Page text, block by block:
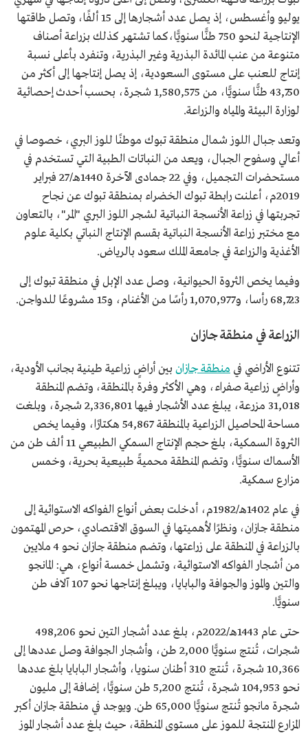
يوليو وأغسطس، إذ يصل عدد أشجارها إلى 15 ألفًا، وتصل طاقتها
الإنتاجية لنحو 750 طنًّا سنويًّا،كما تشتهر كذلك بزراعة أصناف
متنوعة من عنب المائدة البذرية وغير البذرية، وتنفرد بأعلى نسبة
إنتاج للعنب على مستوى السعودية، إذ يصل إنتاجها إلى أكثر من
43,750 طنًّا سنويًّا، من 1,580,575 شجرة، بحسب أحدث إحصائية
لوزارة البيئة والمياه والزراعة.
وتعد جبال اللوز شمال منطقة تبوك موطنًا للوز البري، خصوصا في
أعالي وسفوح الجبال، ويعد من النباتات الطبية التي تستخدم في
مستحضرات التجميل، وفي 22 جمادى الآخرة 1440هـ/27 فبراير
2019م، أعلنت رابطة تبوك الخضراء بمنطقة تبوك عن نجاح
تجربتها في زراعة الأنسجة النباتية لشجر اللوز البري "المر"، بالتعاون
مع مختبر زراعة الأنسجة النباتية بقسم الإنتاج النباتي بكلية علوم
الأغذية والزراعة في جامعة الملك سعود بالرياض.
وفيما يخص الثروة الحيوانية، وصل عدد الإبل في منطقة تبوك إلى
68,723 رأسا، و1,070,977 رأسًا من الأغنام، و15 مشروعًا للدواجن.
الزراعة في منطقة جازان
تتنوع الأراضي في منطقة جازان بين أراضٍ زراعية طينية بجانب الأودية،
وأراضٍ زراعية صفراء، وهي الأكثر وفرة بالمنطقة، وتضم المنطقة
31,018 مزرعة، يبلغ عدد الأشجار فيها 2,336,801 شجرة، وبلغت
مساحة المحاصيل الزراعية بالمنطقة 54,867 هكتارًا، وفيما يخص
الثروة السمكية، بلغ حجم الإنتاج السمكي الطبيعي 11 ألف طن من
الأسماك سنويًّا، وتضم المنطقة محميةً طبيعية بحرية، وخمس
مزارع سمكية.
في عام 1402هـ/1982م، أدخلت بعض أنواع الفواكه الاستوائية إلى
منطقة جازان، ونظرًا لأهميتها في السوق الاقتصادي، حرص المهتمون
بالزراعة في المنطقة على زراعتها، وتضم منطقة جازان نحو 4 ملايين
من أشجار الفواكه الاستوائية، وتشمل خمسة أنواع، هي: المانجو
والتين والموز والجوافة والبابايا، ويبلغ إنتاجها نحو 107 آلاف طن
سنويًّا.
حتى عام 1443هـ/2022م، بلغ عدد أشجار التين نحو 498,206
شجرات، تُنتج سنويًّا 2,000 طن، وأشجار الجوافة وصل عددها إلى
10,366 شجرة، تُنتج 310 أطنان سنويا، وأشجار البابايا بلغ عددها
نحو 104,953 شجرة، تُنتج 5,200 طن سنويًّا، إضافة إلى مليون
شجرة مانجو تُنتج سنويًّا 65,000 طن. ويوجد في منطقة جازان أكبر
المزارع المنتجة للموز على مستوى المنطقة، حيث بلغ عدد أشجار الموز